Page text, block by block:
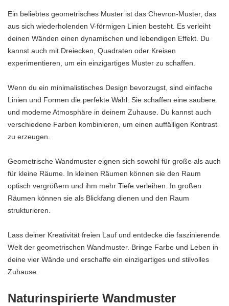
Ein beliebtes geometrisches Muster ist das Chevron-Muster, das
aus sich wiederholenden V-förmigen Linien besteht. Es verleiht
deinen Wänden einen dynamischen und lebendigen Effekt. Du
kannst auch mit Dreiecken, Quadraten oder Kreisen
experimentieren, um ein einzigartiges Muster zu schaffen.
Wenn du ein minimalistisches Design bevorzugst, sind einfache
Linien und Formen die perfekte Wahl. Sie schaffen eine saubere
und moderne Atmosphäre in deinem Zuhause. Du kannst auch
verschiedene Farben kombinieren, um einen auffälligen Kontrast
zu erzeugen.
Geometrische Wandmuster eignen sich sowohl für große als auch
für kleine Räume. In kleinen Räumen können sie den Raum
optisch vergrößern und ihm mehr Tiefe verleihen. In großen
Räumen können sie als Blickfang dienen und den Raum
strukturieren.
Lass deiner Kreativität freien Lauf und entdecke die faszinierende
Welt der geometrischen Wandmuster. Bringe Farbe und Leben in
deine vier Wände und erschaffe ein einzigartiges und stilvolles
Zuhause.
Naturinspirierte Wandmuster